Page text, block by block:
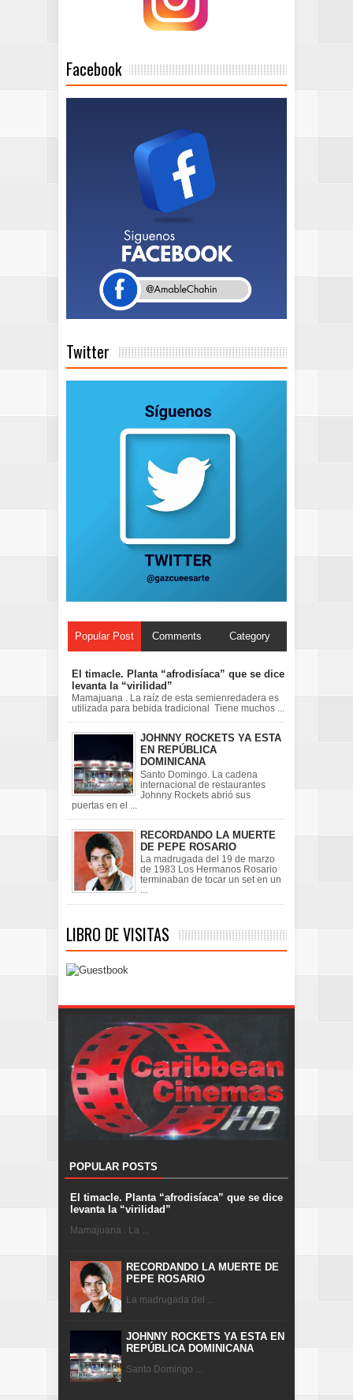
Facebook
Twitter
Popular Post Comments Category
El timacle. Planta “afrodisíaca” que se dice
levanta la “virilidad”
Mamajuana . La raíz de esta semienredadera es
utilizada para bebida tradicional Tiene muchos ...
JOHNNY ROCKETS YA ESTA
EN REPÚBLICA
DOMINICANA
Santo Domingo. La cadena
internacional de restaurantes
Johnny Rockets abrió sus
puertas en el ...
RECORDANDO LA MUERTE
DE PEPE ROSARIO
La madrugada del 19 de marzo
de 1983 Los Hermanos Rosario
terminaban de tocar un set en un
...
LIBRO DE VISITAS
POPULAR POSTS
El timacle. Planta “afrodisíaca” que se dice
levanta la “virilidad”
Mamajuana . La ...
RECORDANDO LA MUERTE DE
PEPE ROSARIO
La madrugada del ...
JOHNNY ROCKETS YA ESTA EN
REPÚBLICA DOMINICANA
Santo Domingo ...